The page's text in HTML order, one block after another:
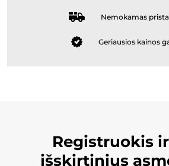
Nemokamas
Geriausios kainos
Registruokis
išskirtinius